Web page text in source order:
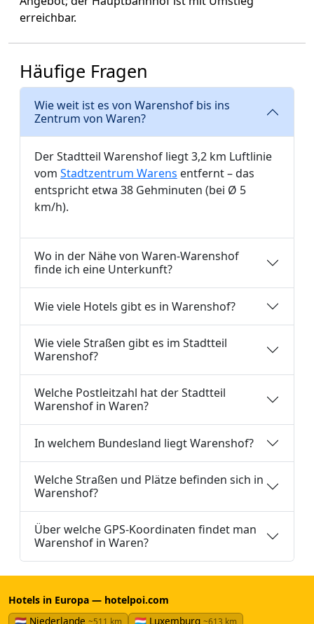
erreichbar.
Häufige Fragen
Wie weit ist es von Warenshof bis ins
Zentrum von Waren?
Der Stadtteil Warenshof liegt 3,2 km Luftlinie
vom Stadtzentrum Warens entfernt – das
entspricht etwa 38 Gehminuten (bei Ø 5
km/h).
Wo in der Nähe von Waren-Warenshof
finde ich eine Unterkunft?
Wie viele Hotels gibt es in Warenshof?
Wie viele Straßen gibt es im Stadtteil
Warenshof?
Welche Postleitzahl hat der Stadtteil
Warenshof in Waren?
In welchem Bundesland liegt Warenshof?
Welche Straßen und Plätze befinden sich in
Warenshof?
Über welche GPS-Koordinaten findet man
Warenshof in Waren?
Hotels in Europa — hotelpoi.com
🇳🇱 Niederlande ~511 km 🇱🇺 Luxemburg ~613 km